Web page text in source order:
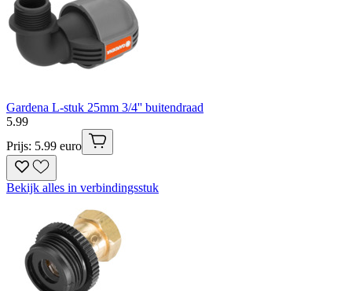
Gardena L-stuk 25mm 3/4'' buitendraad
5.99
Prijs: 5.99 euro
Bekijk alles in verbindingsstuk